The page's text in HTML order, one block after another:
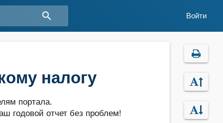
search Войти
налогу
портала.
годовой отчет без проблем!